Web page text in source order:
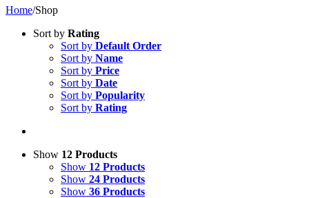
Home/Shop
Sort by Rating
Sort by Default Order
Sort by Name
Sort by Price
Sort by Date
Sort by Popularity
Sort by Rating
Show 12 Products
Show 12 Products
Show 24 Products
Show 36 Products